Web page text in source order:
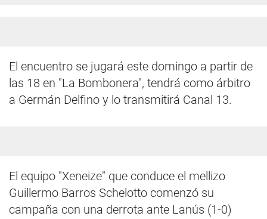
El encuentro se jugará este domingo a partir de
las 18 en "La Bombonera", tendrá como árbitro
a Germán Delfino y lo transmitirá Canal 13.
El equipo "Xeneize" que conduce el mellizo
Guillermo Barros Schelotto comenzó su
campaña con una derrota ante Lanús (1-0)